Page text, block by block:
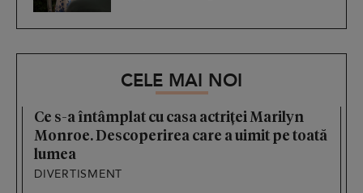
CELE MAI NOI
Ce s-a întâmplat cu casa actriței Marilyn
Monroe. Descoperirea care a uimit pe toată
lumea
DIVERTISMENT